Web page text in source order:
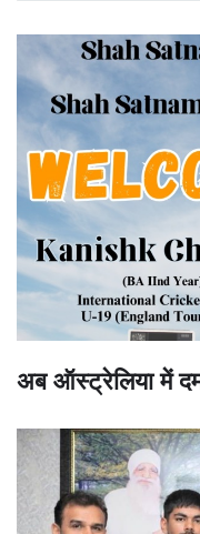
अब ऑस्ट्रेलिया में